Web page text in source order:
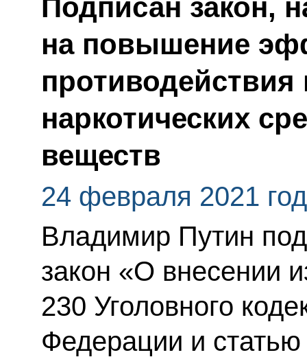
Подписан закон,
на повышение
противодействия
наркотических
веществ
24 февраля 2021
Владимир Путин
закон «О внесении
230 Уголовного
Федерации и статью